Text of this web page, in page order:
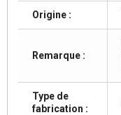
Origine :
Remarque :
Type de
fabrication :